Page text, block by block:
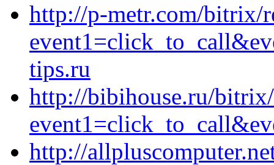
http://p-metr.com/bitrix/
tips.ru
http://bibihouse.ru/
http://